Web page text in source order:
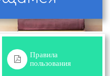
Правила
пользования